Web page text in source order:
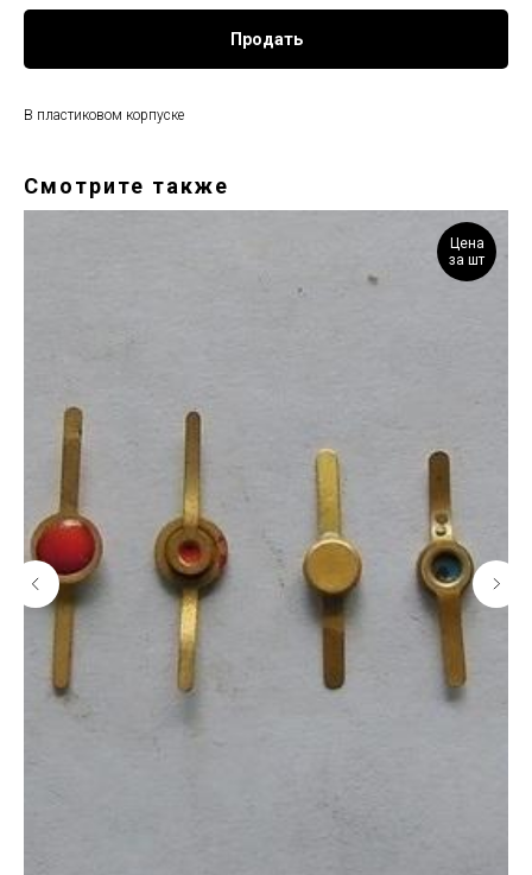
Продать
В пластиковом корпуске
Смотрите также
Цена
за шт